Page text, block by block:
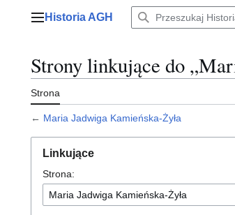
Menu główne
Historia AGH
Strony linkujące do
Strona
← Maria Jadwiga Kamieńska-Żyła
Linkujące
Strona: